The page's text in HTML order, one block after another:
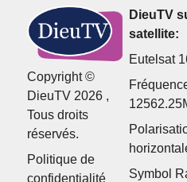
Copyright ©
DieuTV 2026 ,
Tous droits
réservés.
Politique de
confidentialité
DieuTV
satellite:
Eutelsat
Symbol